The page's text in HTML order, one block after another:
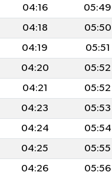
04:16 05:49
04:18 05:50
04:19 05:51
04:20 05:52
04:21 05:52
04:23 05:53
04:24 05:54
04:25 05:55
04:26 05:56